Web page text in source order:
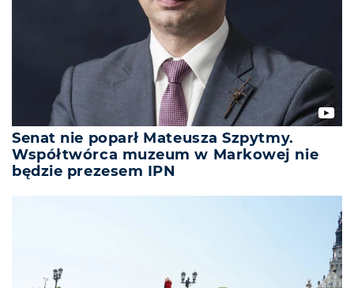
Senat nie poparł Mateusza Szpytmy.
Współtwórca muzeum w Markowej nie
będzie prezesem IPN